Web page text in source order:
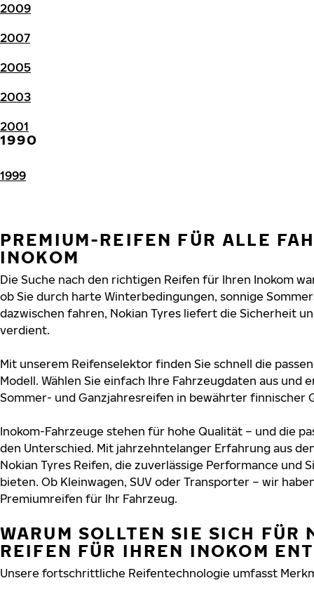
2009
2007
2005
2003
2001
1990
1999
PREMIUM-REIFEN FÜR ALLE
INOKOM
Die Suche nach den richtigen Reifen für Ihren Inokom
ob Sie durch harte Winterbedingungen, sonnige
dazwischen fahren, Nokian Tyres liefert die Sicherheit
verdient.
Mit unserem Reifenselektor finden Sie schnell die
Modell. Wählen Sie einfach Ihre Fahrzeugdaten aus und
Sommer- und Ganzjahresreifen in bewährter finnischer
Inokom-Fahrzeuge stehen für hohe Qualität – und die
den Unterschied. Mit jahrzehntelanger Erfahrung aus
Nokian Tyres Reifen, die zuverlässige Performance und
bieten. Ob Kleinwagen, SUV oder Transporter – wir
Premiumreifen für Ihr Fahrzeug.
WARUM SOLLTEN SIE SICH FÜR
REIFEN FÜR IHREN INOKOM
Unsere fortschrittliche Reifentechnologie umfasst